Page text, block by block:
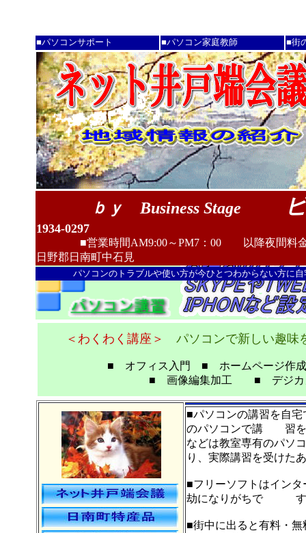
＜わくわく講座＞ パソコンで新しい趣味
■ オフィス入門 ■ ホームページ作
■ 画像編集加工 ■ デジ
■パソコンの講習を自
のパソコンで講 習を
などは教室専有のパソ
り、実際講習を受け
■フリーソフトはイン
劫になりがちで す。
■街中に出ると有料・
■パソコンサポート ■パソコン家庭教師 ■街
ｂｙ Business Stage
1934-0297
■営業時間AM9:00～PM7：00
以降夜間料
日野郡日南町中石見
パソコンのトラブルや使い方が今ひとつわからない方